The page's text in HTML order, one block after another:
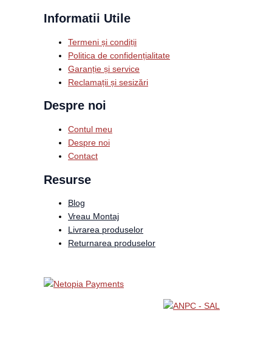
Informatii Utile
Termeni și condiții
Politica de confidențialitate
Garanție și service
Reclamații și sesizări
Despre noi
Contul meu
Despre noi
Contact
Resurse
Blog
Vreau Montaj
Livrarea produselor
Returnarea produselor